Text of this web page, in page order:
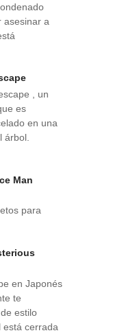
asesinar a
, un
es
en una
árbol.
Man
para
en Japonés
te
estilo
está cerrada